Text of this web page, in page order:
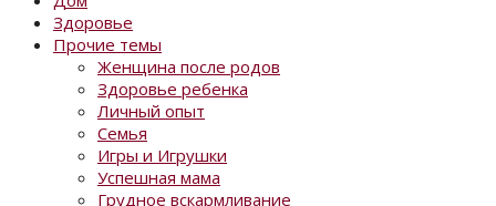
Здоровье
Прочие темы
Женщина после родов
Здоровье ребенка
Личный опыт
Семья
Игры и Игрушки
Успешная мама
Грудное вскармливание